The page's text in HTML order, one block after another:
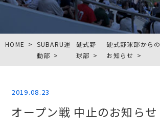
HOME
SUBARU運
動部
硬式野
球部
硬式野球部からの
お知らせ
2019.08.23
オープン戦 中止のお知らせ